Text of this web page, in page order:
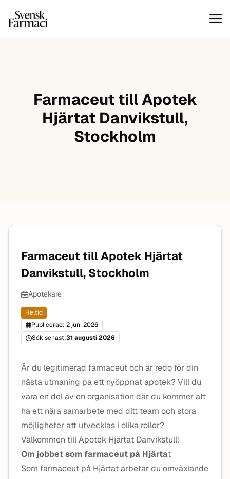
Hoppa till innehåll
Svensk farmaci
Farmaceut till Apotek
Hjärtat Danvikstull,
Stockholm
Farmaceut till Apotek Hjärtat
Danvikstull, Stockholm
Apotekare
Heltid
Publicerad: 2 juni 2026
Sök senast:31 augusti 2026
Är du legitimerad farmaceut och är redo för din
nästa utmaning på ett nyöppnat apotek? Vill du
vara en del av en organisation där du kommer att
ha ett nära samarbete med ditt team och stora
möjligheter att utvecklas i olika roller?
Välkommen till Apotek Hjärtat Danvikstull!
Om jobbet som farmaceut på Hjärtat
Som farmaceut på Hjärtat arbetar du omväxlande